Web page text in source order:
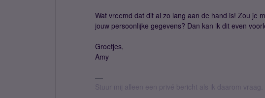
Wat vreemd dat dit al zo lang aan de hand is! Zou je
jouw persoonlijke gegevens? Dan kan ik dit even
Groetjes,
Amy
Stuur mij alleen een privé bericht als ik daarom vraag.